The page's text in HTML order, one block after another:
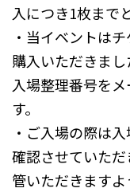
入につき1枚まで
・当イベントは
購入いただきま
入場整理番号を
す。
・ご入場の際は
確認させていた
管いただきますよ